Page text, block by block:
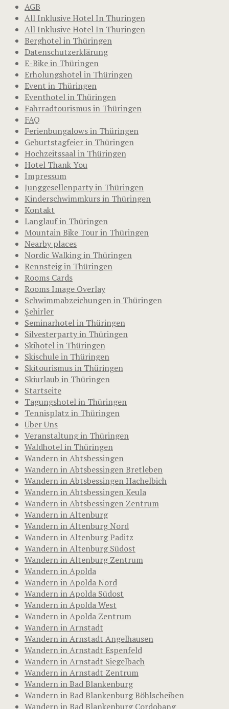
AGB
All Inklusive Hotel In Thuringen
All Inklusive Hotel In Thuringen
Berghotel in Thüringen
Datenschutzerklärung
E-Bike in Thüringen
Erholungshotel in Thüringen
Event in Thüringen
Eventhotel in Thüringen
Fahrradtourismus in Thüringen
FAQ
Ferienbungalows in Thüringen
Geburtstagfeier in Thüringen
Hochzeitssaal in Thüringen
Hotel Thank You
Impressum
Junggesellenparty in Thüringen
Kinderschwimmkurs in Thüringen
Kontakt
Langlauf in Thüringen
Mountain Bike Tour in Thüringen
Nearby places
Nordic Walking in Thüringen
Rennsteig in Thüringen
Rooms Cards
Rooms Image Overlay
Schwimmabzeichungen in Thüringen
Şehirler
Seminarhotel in Thüringen
Silvesterparty in Thüringen
Skihotel in Thüringen
Skischule in Thüringen
Skitourismus in Thüringen
Skiurlaub in Thüringen
Startseite
Tagungshotel in Thüringen
Tennisplatz in Thüringen
Über Uns
Veranstaltung in Thüringen
Waldhotel in Thüringen
Wandern in Abtsbessingen
Wandern in Abtsbessingen Bretleben
Wandern in Abtsbessingen Hachelbich
Wandern in Abtsbessingen Keula
Wandern in Abtsbessingen Zentrum
Wandern in Altenburg
Wandern in Altenburg Nord
Wandern in Altenburg Paditz
Wandern in Altenburg Südost
Wandern in Altenburg Zentrum
Wandern in Apolda
Wandern in Apolda Nord
Wandern in Apolda Südost
Wandern in Apolda West
Wandern in Apolda Zentrum
Wandern in Arnstadt
Wandern in Arnstadt Angelhausen
Wandern in Arnstadt Espenfeld
Wandern in Arnstadt Siegelbach
Wandern in Arnstadt Zentrum
Wandern in Bad Blankenburg
Wandern in Bad Blankenburg Böhlscheiben
Wandern in Bad Blankenburg Cordobang